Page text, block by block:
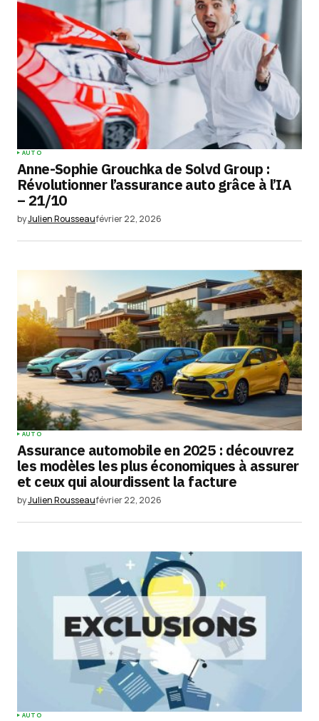
champs obligatoires sont indiqués avec
Comment*
Your Name *
Your E-mail *
Enregistrer mon nom, mon e-mail et mon
site dans le navigateur pour mon prochain
AUTO
Anne-Sophie Grouchka de Solvd Group :
Révolutionner l’assurance auto grâce à l’IA
– 21/10
byJulien Rousseaufévrier 22, 2026
AUTO
Assurance automobile en 2025 : découvrez
les modèles les plus économiques à assurer
et ceux qui alourdissent la facture
byJulien Rousseaufévrier 22, 2026
AUTO